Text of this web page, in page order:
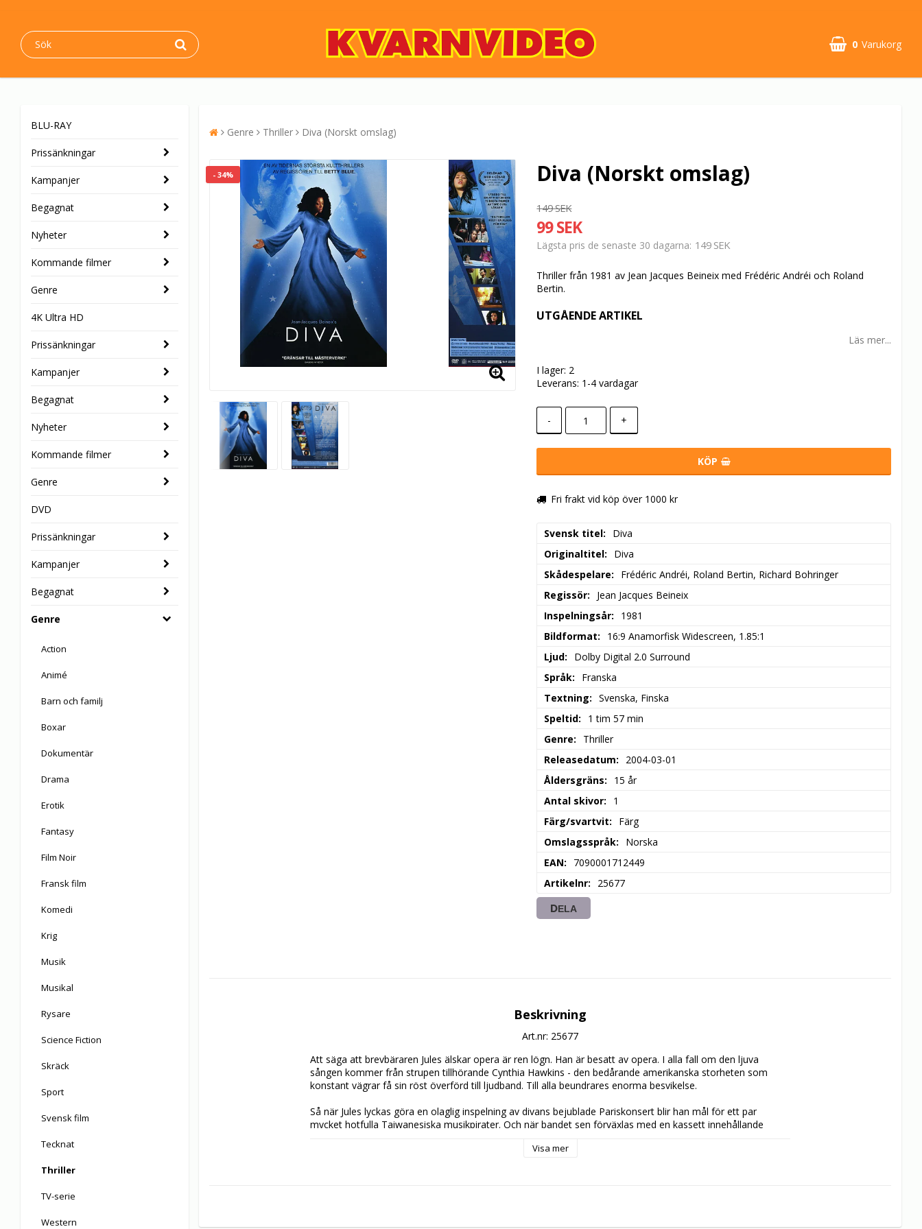
0 Varukorg
Din varukorg är tom
BLU-RAY
Prissänkningar
Kampanjer
Begagnat
Nyheter
Kommande filmer
Genre
4K Ultra HD
Prissänkningar
Kampanjer
Begagnat
Nyheter
Kommande filmer
Genre
DVD
Prissänkningar
Kampanjer
Begagnat
Genre
Action
Animé
Barn och familj
Boxar
Dokumentär
Drama
Erotik
Fantasy
Film Noir
Fransk film
Komedi
Krig
Musik
Musikal
Rysare
Science Fiction
Skräck
Sport
Svensk film
Tecknat
Thriller
TV-serie
Western
Genre Thriller Diva (Norskt omslag)
- 34% Diva (Norskt omslag)
149 SEK
99 SEK
Lägsta pris de senaste 30 dagarna 149 SEK
Thriller från 1981 av Jean Jacques Beineix med Frédéric Andréi och Roland
Bertin.
UTGÅENDE ARTIKEL
Läs mer...
I lager: 2
Leverans: 1-4 vardagar
- +
KÖP
Fri frakt vid köp över 1000 kr
Svensk titel
Diva
Originaltitel
Diva
Skådespelare
Frédéric Andréi, Roland Bertin, Richard Bohringer
Regissör
Jean Jacques Beineix
Inspelningsår
1981
Bildformat
16:9 Anamorfisk Widescreen, 1.85:1
Ljud
Dolby Digital 2.0 Surround
Språk
Franska
Textning
Svenska, Finska
Speltid
1 tim 57 min
Genre
Thriller
Releasedatum
2004-03-01
Åldersgräns
15 år
Antal skivor
1
Färg/svartvit
Färg
Omslagsspråk
Norska
EAN
7090001712449
Artikelnr
25677
DELA
Beskrivning
Art.nr: 25677
Att säga att brevbäraren Jules älskar opera är ren lögn. Han är besatt av opera. I alla fall om den ljuva
sången kommer från strupen tillhörande Cynthia Hawkins - den bedårande amerikanska storheten som
konstant vägrar få sin röst överförd till ljudband. Till alla beundrares enorma besvikelse.
Så när Jules lyckas göra en olaglig inspelning av divans bejublade Pariskonsert blir han mål för ett par
mycket hotfulla Taiwanesiska musikpirater. Och när bandet sen förväxlas med en kassett innehållande
brevbäraren inslungad i en virvel av mord, prostitution och romantik, där också självaste Cynthia Hawkins
Visa mer